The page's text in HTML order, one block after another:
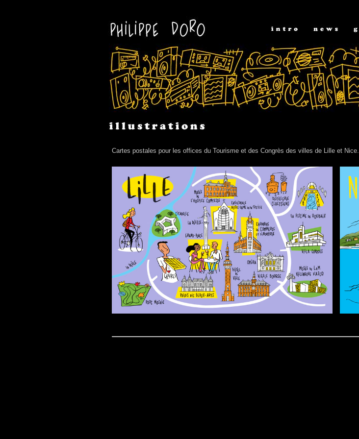
Cartes postales pour les offices du Tourisme et des Congrès des villes de Lille et Nice.